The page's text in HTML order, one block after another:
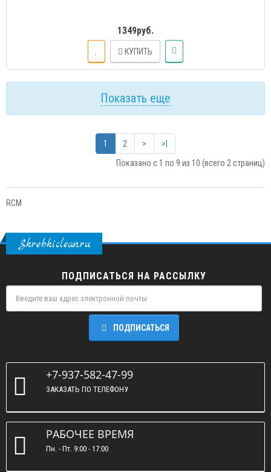
1349руб.
КУПИТЬ
Показать еще
1 2 >
>|
Показано с 1 по 9 из 10 (всего 2 страниц)
RCM
Skrebkiclean.ru
ПОДПИСАТЬСЯ НА РАССЫЛКУ
ПОДПИСАТЬСЯ
+7-937-582-47-99
ЗАКАЗАТЬ ПО ТЕЛЕФОНУ
РАБОЧЕЕ ВРЕМЯ
Пн. - Пт. 9:00 - 17:00